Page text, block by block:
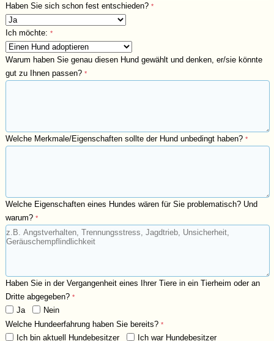
Haben Sie sich schon fest entschieden?*
Ich möchte:*
Warum haben Sie genau diesen Hund gewählt und denken, er/sie könnte
gut zu Ihnen passen?*
Welche Merkmale/Eigenschaften sollte der Hund unbedingt haben?*
Welche Eigenschaften eines Hundes wären für Sie problematisch? Und
warum?*
Haben Sie in der Vergangenheit eines Ihrer Tiere in ein Tierheim oder an
Dritte abgegeben?*
Ja
Nein
Welche Hundeerfahrung haben Sie bereits?*
Ich bin aktuell Hundebesitzer
Ich war Hundebesitzer